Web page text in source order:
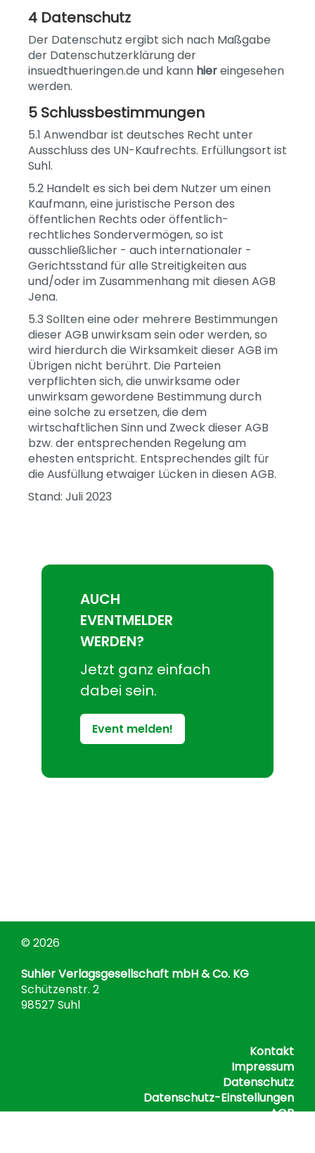
4 Datenschutz
Der Datenschutz ergibt sich nach Maßgabe
der Datenschutzerklärung der
insuedthueringen.de und kann hiereingesehen
werden.
5 Schlussbestimmungen
5.1 Anwendbar ist deutsches Recht unter
Ausschluss des UN-Kaufrechts. Erfüllungsort ist
Suhl.
5.2 Handelt es sich bei dem Nutzer um einen
Kaufmann, eine juristische Person des
öffentlichen Rechts oder öffentlich-
rechtliches Sondervermögen, so ist
ausschließlicher - auch internationaler -
Gerichtsstand für alle Streitigkeiten aus
und/oder im Zusammenhang mit diesen AGB
Jena.
5.3 Sollten eine oder mehrere Bestimmungen
dieser AGB unwirksam sein oder werden, so
wird hierdurch die Wirksamkeit dieser AGB im
Übrigen nicht berührt. Die Parteien
verpflichten sich, die unwirksame oder
unwirksam gewordene Bestimmung durch
eine solche zu ersetzen, die dem
wirtschaftlichen Sinn und Zweck dieser AGB
bzw. der entsprechenden Regelung am
ehesten entspricht. Entsprechendes gilt für
die Ausfüllung etwaiger Lücken in diesen AGB.
Stand: Juli 2023
AUCH
EVENTMELDER
WERDEN?
Jetzt ganz einfach
dabei sein.
Event melden!
© 2026
Suhler Verlagsgesellschaft mbH & Co. KG
Schützenstr. 2
98527 Suhl
Kontakt
Impressum
Datenschutz
Datenschutz-Einstellungen
AGB